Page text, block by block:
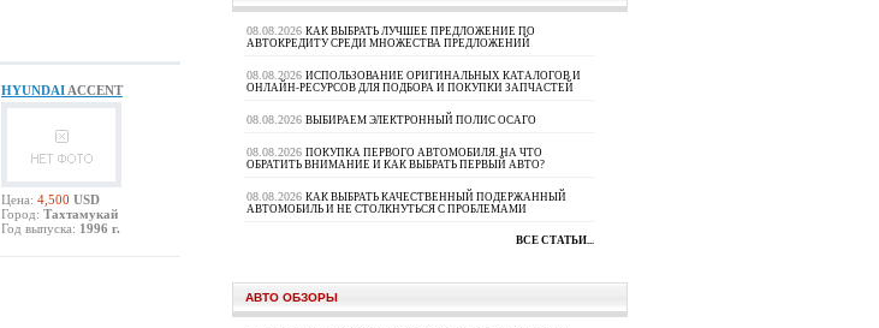
HYUNDAI ACCENT
Цена: 4,500 USD
Город: Тахтамукай
Год выпуска: 1996 г.
08.08.2026 КАК ВЫБРАТЬ ЛУЧШЕЕ ПРЕДЛОЖЕНИЕ ПО
АВТОКРЕДИТУ СРЕДИ МНОЖЕСТВА ПРЕДЛОЖЕНИЙ
08.08.2026 ИСПОЛЬЗОВАНИЕ ОРИГИНАЛЬНЫХ КАТАЛОГОВ И
ОНЛАЙН-РЕСУРСОВ ДЛЯ ПОДБОРА И ПОКУПКИ ЗАПЧАСТЕЙ
08.08.2026 ВЫБИРАЕМ ЭЛЕКТРОННЫЙ ПОЛИС ОСАГО
08.08.2026 ПОКУПКА ПЕРВОГО АВТОМОБИЛЯ. НА ЧТО
ОБРАТИТЬ ВНИМАНИЕ И КАК ВЫБРАТЬ ПЕРВЫЙ АВТО?
08.08.2026 КАК ВЫБРАТЬ КАЧЕСТВЕННЫЙ ПОДЕРЖАННЫЙ
АВТОМОБИЛЬ И НЕ СТОЛКНУТЬСЯ С ПРОБЛЕМАМИ
ВСЕ СТАТЬИ...
АВТО ОБЗОРЫ